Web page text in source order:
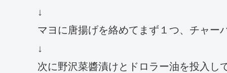
↓
マヨに唐揚げを絡めてまず１つ、チャー
↓
次に野沢菜醬漬けとドロラー油を投入し